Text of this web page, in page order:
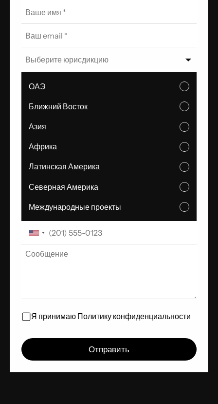
Выберите юрисдикцию
ОАЭ
Ближний Восток
Азия
Африка
Латинская Америка
Северная Америка
Международные проекты
Я принимаю Политику конфиденциальности